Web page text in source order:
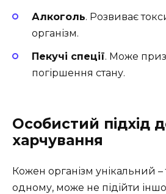
Алкоголь. Розвиває
організм.
Пекучі спеції. Може
погіршення стану.
Особистий підхід
харчування
Кожен організм унікальний –
одному, може не підійти